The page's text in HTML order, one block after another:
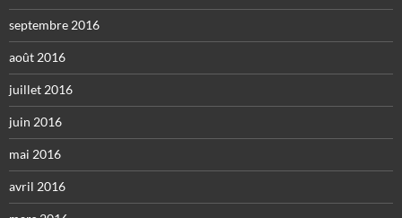
septembre 2016
août 2016
juillet 2016
juin 2016
mai 2016
avril 2016